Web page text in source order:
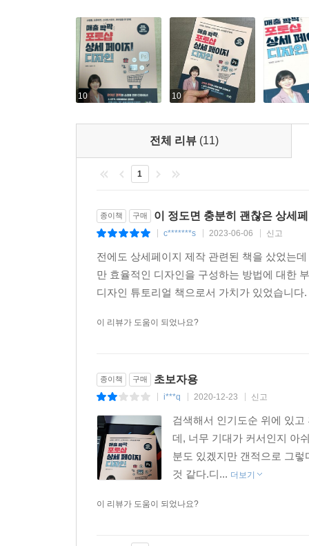
10 10
전체 리뷰 (11)
1
종이책 구매 이 정도면 충분히 괜찮은 상세
c*******s 2023-06-06 신고
전에도 상세페이지 제작 관련된 책을 샀었는
만 효율적인 디자인을 구성하는 방법에 대한
디자인 튜토리얼 책으로서 가치가 있었습니
이 리뷰가 도움이 되었나요?
종이책 구매 초보자용
i***q 2020-12-23 신고
검색해서 인기도순 위에 있
데, 너무 기대가 커서인지 아
분도 있겠지만 갠적으로 그
것 같다.디... 더보기
이 리뷰가 도움이 되었나요?